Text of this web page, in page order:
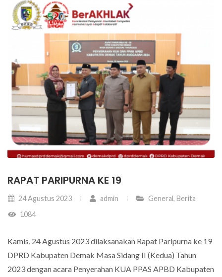
RAPAT PARIPURNA KE 19
24 Agustus 2023 admin General, Berita
1084
Kamis, 24 Agustus 2023 dilaksanakan Rapat Paripurna ke 19
DPRD Kabupaten Demak Masa Sidang II (Kedua) Tahun
2023 dengan acara Penyerahan KUA PPAS APBD Kabupaten